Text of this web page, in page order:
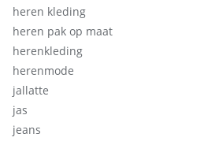
heren kleding
heren pak op maat
herenkleding
herenmode
jallatte
jas
jeans